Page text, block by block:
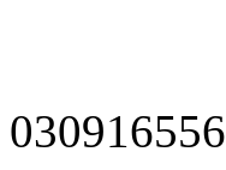
030916556